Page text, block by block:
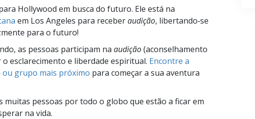
Hollywood em busca do futuro. Ele está na
em Los Angeles para receberaudição, libertando‑se
para o futuro!
as pessoas participam na audição(aconselhamento
esclarecimento e liberdade espiritual. Encontre a
ou grupo mais próximo para começar a sua aventura
muitas pessoas por todo o globo que estão a ficar em
na vida.